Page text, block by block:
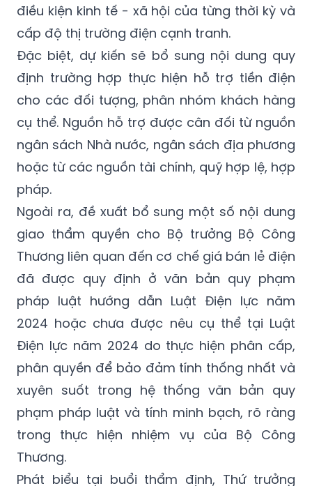
Đặc biệt, dự kiến sẽ bổ sung nội dung quy
định trường hợp thực hiện hỗ trợ tiền điện
cho các đối tượng, phân nhóm khách hàng
cụ thể. Nguồn hỗ trợ được cân đối từ nguồn
ngân sách Nhà nước, ngân sách địa phương
hoặc từ các nguồn tài chính, quỹ hợp lệ, hợp
pháp.
Ngoài ra, đề xuất bổ sung một số nội dung
giao thẩm quyền cho Bộ trưởng Bộ Công
Thương liên quan đến cơ chế giá bán lẻ điện
đã được quy định ở văn bản quy phạm
pháp luật hướng dẫn Luật Điện lực năm
2024 hoặc chưa được nêu cụ thể tại Luật
Điện lực năm 2024 do thực hiện phân cấp,
phân quyền để bảo đảm tính thống nhất và
xuyên suốt trong hệ thống văn bản quy
phạm pháp luật và tính minh bạch, rõ ràng
trong thực hiện nhiệm vụ của Bộ Công
Thương.
Phát biểu tại buổi thẩm định, Thứ trưởng
Nguyễn Thanh Tú đề nghị cơ quan soạn